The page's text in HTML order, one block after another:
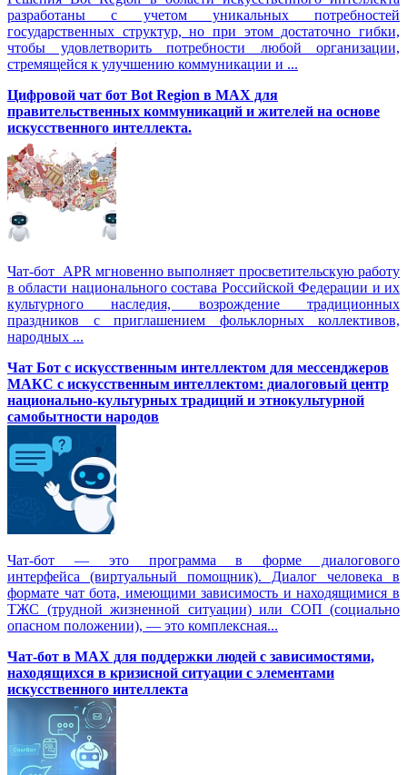
разработаны с учетом уникальных потребностей
государственных структур, но при этом достаточно гибки,
чтобы удовлетворить потребности любой организации,
стремящейся к улучшению коммуникации и ...
Цифровой чат бот Вot Region в MAX для
правительственных коммуникаций и жителей на основе
искусственного интеллекта.
Чат-бот APR мгновенно выполняет просветительскую работу
в области национального состава Российской Федерации и их
культурного наследия, возрождение традиционных
праздников с приглашением фольклорных коллективов,
народных ...
Чат Бот с искусственным интеллектом для мессенджеров
МАКС с искусственным интеллектом: диалоговый центр
национально-культурных традиций и этнокультурной
самобытности народов
Чат-бот — это программа в форме диалогового
интерфейса (виртуальный помощник). Диалог человека в
формате чат бота, имеющими зависимость и находящимися в
ТЖС (трудной жизненной ситуации) или СОП (социально
опасном положении), — это комплексная...
Чат-бот в MAX для поддержки людей с зависимостями,
находящихся в кризисной ситуации с элементами
искусственного интеллекта